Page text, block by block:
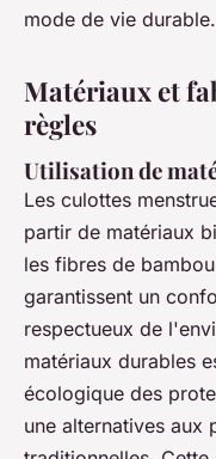
mode de vie durable.
Matériaux et
règles
Utilisation de
Les culottes
partir de matériaux
les fibres de
garantissent un
respectueux de
matériaux durables
écologique des
une alternatives aux